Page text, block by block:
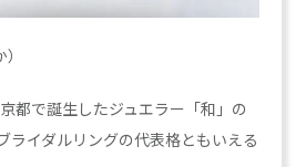
都で誕生したジュエラー「和」の
ライダルリングの代表格ともいえる